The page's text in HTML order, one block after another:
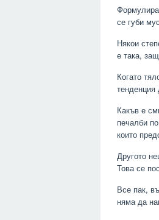
се губи
Някои
е така,
Когато
тенденция
Какъв е
печалби
които
Другото
Това се
Все пак,
няма да